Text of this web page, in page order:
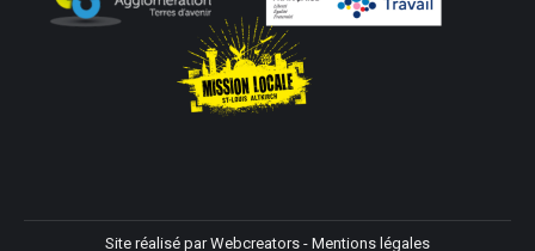
Site réalisé parWebcreators - Mentions légales